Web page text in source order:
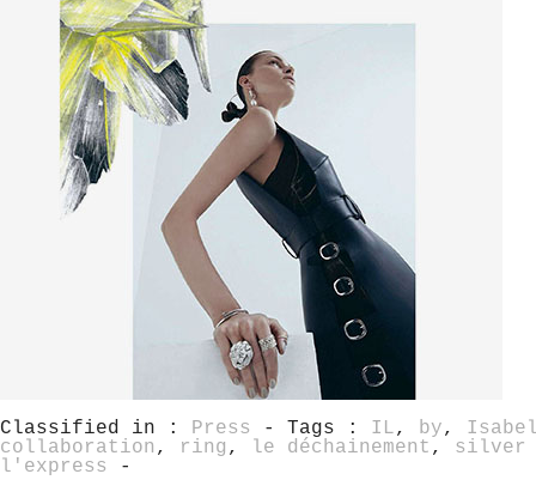
Classified in : Press - Tags : IL, by,
collaboration , ring , le déchainement , silver
l'express
-